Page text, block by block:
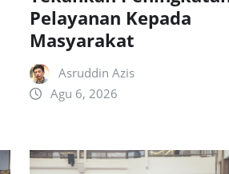
Pelayanan Kepada
Masyarakat
Asruddin Azis
Agu 6, 2026